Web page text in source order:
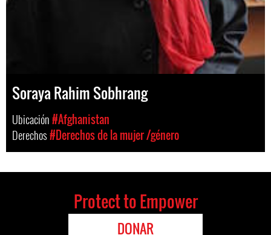
Soraya Rahim Sobhrang
Ubicación#Afghanistan
Derechos#Derechos de la mujer /género
Protect to Empower
DONAR